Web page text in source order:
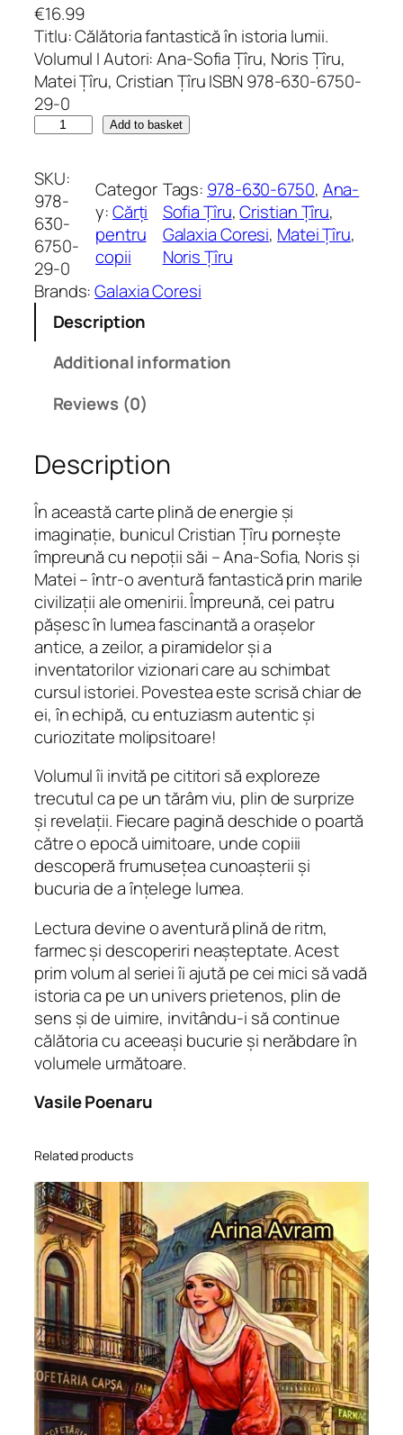
€16.99
Titlu: Călătoria fantastică în istoria lumii.
Volumul I Autori: Ana-Sofia Țîru, Noris Țîru,
Matei Țîru, Cristian Țîru ISBN 978-630-6750-
29-0
l
ă
t
o
r
i
a
t
c
ă
î
n
i
s
t
o
r
i
a
u
m
i
i
.
V
l
.
I
q
u
a
n
t
y
Add to basket
SKU:
978-
630-
6750-
29-0
Categor
y:Cărți
pentru
copii
Tags: 978-630-6750, Ana-
Sofia Țîru, Cristian Țîru
Galaxia Coresi, Matei Țîru
Noris Țîru
Brands:Galaxia Coresi
Description
Additional information
Reviews (0)
Description
În această carte plină de energie și
imaginație, bunicul Cristian Țîru pornește
împreună cu nepoții săi – Ana-Sofia, Noris și
Matei – într-o aventură fantastică prin marile
civilizații ale omenirii. Împreună, cei patru
pășesc în lumea fascinantă a orașelor
antice, a zeilor, a piramidelor și a
inventatorilor vizionari care au schimbat
cursul istoriei. Povestea este scrisă chiar de
ei, în echipă, cu entuziasm autentic și
curiozitate molipsitoare!
Volumul îi invită pe cititori să exploreze
trecutul ca pe un tărâm viu, plin de surprize
și revelații. Fiecare pagină deschide o poartă
către o epocă uimitoare, unde copiii
descoperă frumusețea cunoașterii și
bucuria de a înțelege lumea.
Lectura devine o aventură plină de ritm,
farmec și descoperiri neașteptate. Acest
prim volum al seriei îi ajută pe cei mici să vadă
istoria ca pe un univers prietenos, plin de
sens și de uimire, invitându-i să continue
călătoria cu aceeași bucurie și nerăbdare în
volumele următoare.
Vasile Poenaru
Related products